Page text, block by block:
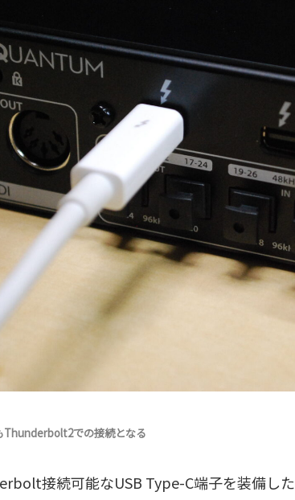
Thunderbolt2での接続となる
接続可能なUSB Type-C端子を装備し